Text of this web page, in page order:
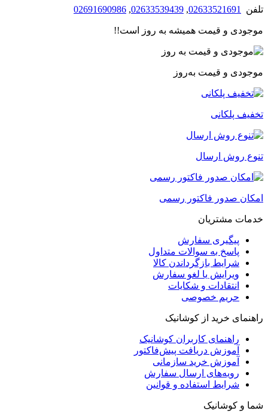
تلفن 02633521691
,
02633539439
,
02691690986
موجودی و قیمت همیشه به روز است!!
موجودی و قیمت به‌روز
تخفیف پلکانی
تنوع روش ارسال
امکان صدور فاکتور رسمی
خدمات مشتریان
پیگیری سفارش
پاسخ به سوالات متداول
شرایط بازگرداندن کالا
ویرایش یا لغو سفارش
انتقادات و شکایات
حریم خصوصی
راهنمای خرید از کوشانیک
راهنمای کاربران کوشانیک
آموزش دریافت پیش‌فاکتور
آموزش خرید سازمانی
رویه‌های ارسال سفارش
شرایط استفاده و قوانین
شما و کوشانیک